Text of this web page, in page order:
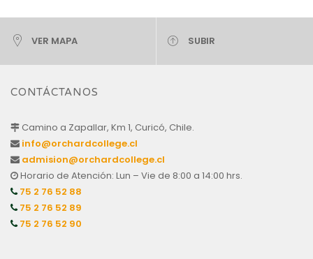
VER MAPA SUBIR
CONTÁCTANOS
Camino a Zapallar, Km 1, Curicó, Chile.
info@orchardcollege.cl
admision@orchardcollege.cl
Horario de Atención: Lun – Vie de 8:00 a 14:00 hrs.
75 2 76 52 88
75 2 76 52 89
75 2 76 52 90